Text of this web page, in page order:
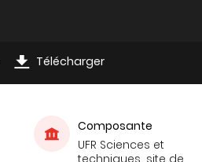
Télécharger
Composante
UFR Sciences et
techniques, site de